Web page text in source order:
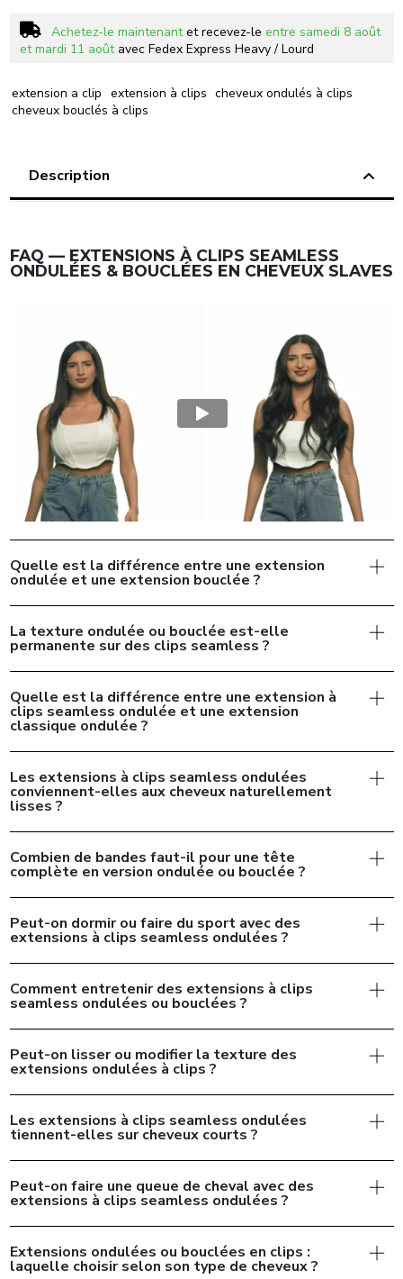
Achetez-le maintenantet recevez-le entre samedi 8 août
et mardi 11 août avec Fedex Express Heavy / Lourd
extension a clip extension à clips cheveux ondulés à clips
cheveux bouclés à clips
Description
FAQ — EXTENSIONS À CLIPS SEAMLESS
ONDULÉES & BOUCLÉES EN CHEVEUX SLAVES
Quelle est la différence entre une extension
ondulée et une extension bouclée ?
La texture ondulée ou bouclée est-elle
permanente sur des clips seamless ?
Quelle est la différence entre une extension à
clips seamless ondulée et une extension
classique ondulée ?
Les extensions à clips seamless ondulées
conviennent-elles aux cheveux naturellement
lisses ?
Combien de bandes faut-il pour une tête
complète en version ondulée ou bouclée ?
Peut-on dormir ou faire du sport avec des
extensions à clips seamless ondulées ?
Comment entretenir des extensions à clips
seamless ondulées ou bouclées ?
Peut-on lisser ou modifier la texture des
extensions ondulées à clips ?
Les extensions à clips seamless ondulées
tiennent-elles sur cheveux courts ?
Peut-on faire une queue de cheval avec des
extensions à clips seamless ondulées ?
Extensions ondulées ou bouclées en clips :
laquelle choisir selon son type de cheveux ?